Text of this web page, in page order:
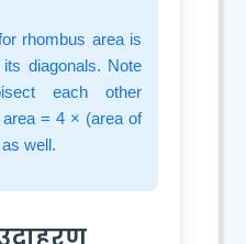
rhombus area is
diagonals. Note
each other
area = 4 × (area of
well.